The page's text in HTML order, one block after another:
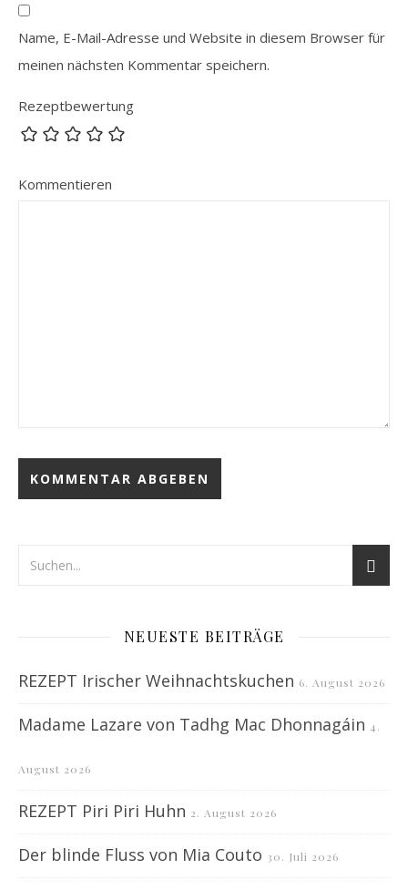
Name, E-Mail-Adresse und Website in diesem Browser für
meinen nächsten Kommentar speichern.
Rezeptbewertung
Kommentieren
NEUESTE BEITRÄGE
REZEPT Irischer Weihnachtskuchen 6. August 2026
Madame Lazare von Tadhg Mac Dhonnagáin 4.
August 2026
REZEPT Piri Piri Huhn 2. August 2026
Der blinde Fluss von Mia Couto 30. Juli 2026